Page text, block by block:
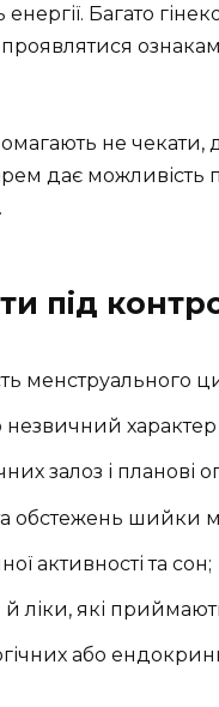
Багато
не
дає можливість
під
менструального
незвичний
залоз і планові
обстежень шийки
активності та сон;
ліки, які
або